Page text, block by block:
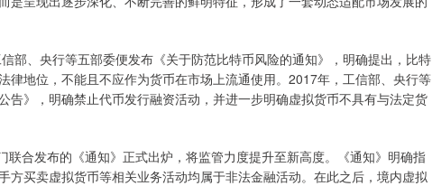
部、央行等五部委便发布《关于防范比特币风险的通知》，明确提出，比特
律地位，不能且不应作为货币在市场上流通使用。2017年，工信部、央行等
告》，明确禁止代币发行融资活动，并进一步明确虚拟货币不具有与法定货
合发布的《通知》正式出炉，将监管力度提升至新高度。《通知》明确指
方买卖虚拟货币等相关业务活动均属于非法金融活动。在此之后，境内虚拟